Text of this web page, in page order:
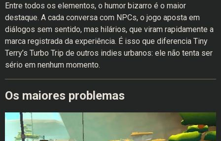
Entre todos os elementos, o humor bizarro é o maior
destaque. A cada conversa com NPCs, o jogo aposta em
diálogos sem sentido, mas hilários, que viram rapidamente a
marca registrada da experiência. É isso que diferencia Tiny
Terry’s Turbo Trip de outros indies urbanos: ele não tenta ser
sério em nenhum momento.
Os maiores problemas